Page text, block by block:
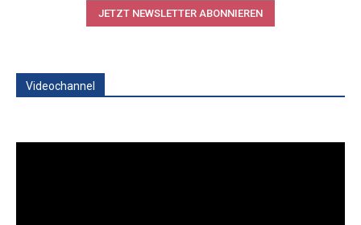
JETZT NEWSLETTER ABONNIEREN
Videochannel